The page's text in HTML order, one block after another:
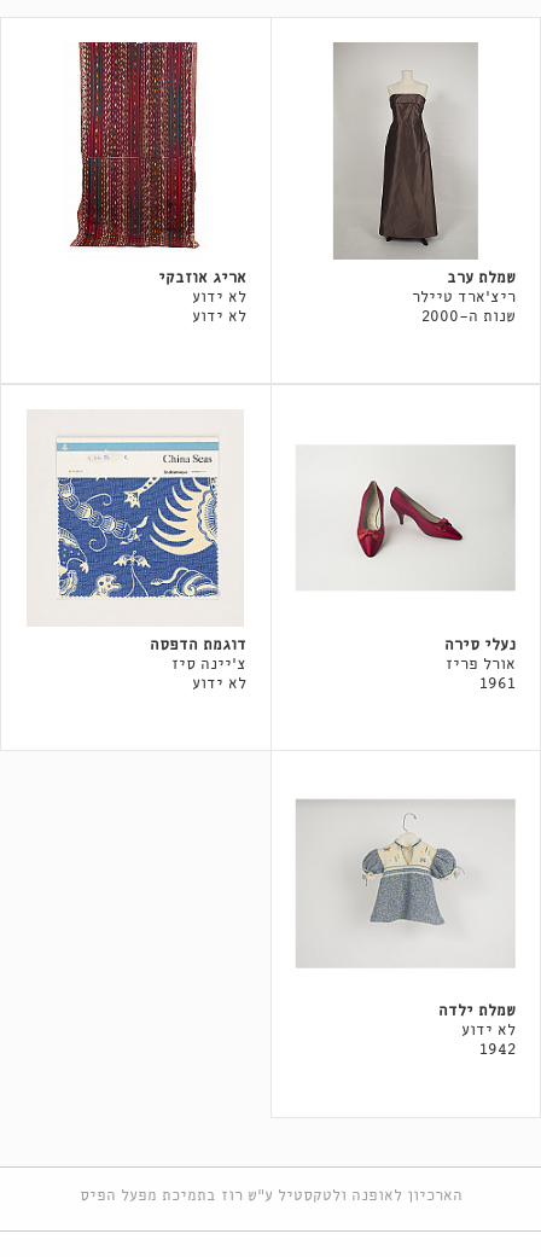
שמלת ערב
ריצ׳ארד טיילר
שנות ה-2000
אריג אוזבקי
לא ידוע
לא ידוע
נעלי סירה
אורל פריז
1961
דוגמת הדפסה
צ'יינה סיז
לא ידוע
שמלת ילדה
לא ידוע
1942
הארכיון לאופנה ולטקסטיל ע"ש רוז בתמיכת מפעל הפיס